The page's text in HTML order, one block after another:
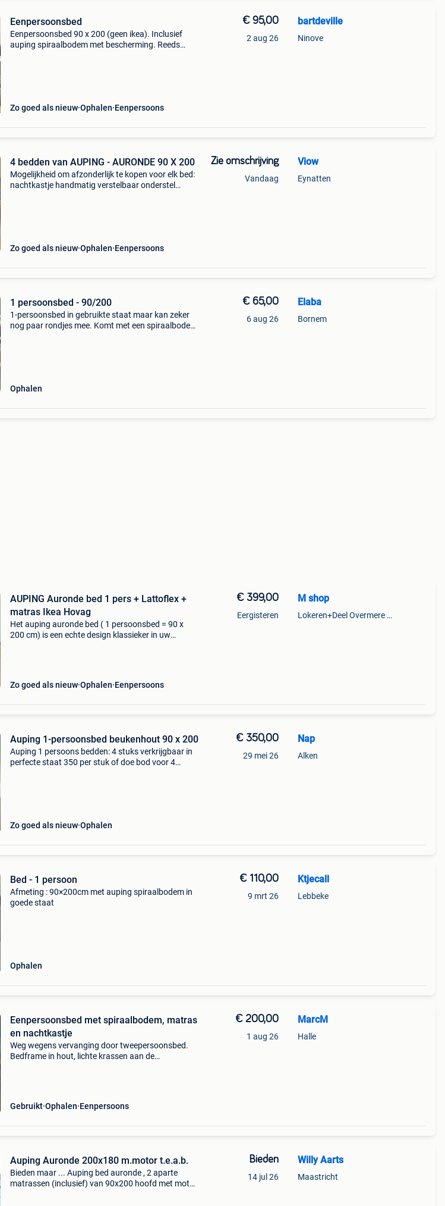
Eenpersoonsbed
Eenpersoonsbed 90 x 200 (geen ikea). Inclusief
auping spiraalbodem met bescherming. Reeds
Zo goed als nieuw Ophalen Eenpersoons
€ 95,00
2 aug 26
bartdeville
Ninove
4 bedden van AUPING - AURONDE 90 X 200
Mogelijkheid om afzonderlijk te kopen voor elk bed:
nachtkastje handmatig verstelbaar onderstel
Zo goed als nieuw Ophalen Eenpersoons
Zie omschrijving
Vandaag
Viow
Eynatten
1 persoonsbed - 90/200
1-persoonsbed in gebruikte staat maar kan zeker
nog paar rondjes mee. Komt met een spiraalbodem
Ophalen
€ 65,00
6 aug 26
Elaba
Bornem
AUPING Auronde bed 1 pers + Lattoflex +
matras Ikea Hovag
Het auping auronde bed ( 1 persoonsbed = 90 x
200 cm) is een echte design klassieker in uw
Zo goed als nieuw Ophalen Eenpersoons
€ 399,00
Eergisteren
M shop
Lokeren+Deel Overmere En Zele
Auping 1-persoonsbed beukenhout 90 x 200
Auping 1 persoons bedden: 4 stuks verkrijgbaar in
perfecte staat 350 per stuk of doe bod voor 4
Zo goed als nieuw Ophalen
€ 350,00
29 mei 26
Nap
Alken
Bed - 1 persoon
Afmeting : 90×200cm met auping spiraalbodem in
goede staat
Ophalen
€ 110,00
9 mrt 26
Ktjecall
Lebbeke
Eenpersoonsbed met spiraalbodem, matras
en nachtkastje
Weg wegens vervanging door tweepersoonsbed.
Bedframe in hout, lichte krassen aan de
Gebruikt Ophalen Eenpersoons
€ 200,00
1 aug 26
MarcM
Halle
Auping Auronde 200x180 m.motor t.e.a.b.
Bieden maar ... Auping bed auronde , 2 aparte
matrassen (inclusief) van 90x200 hoofd met motor
Bieden
14 jul 26
Willy Aarts
Maastricht